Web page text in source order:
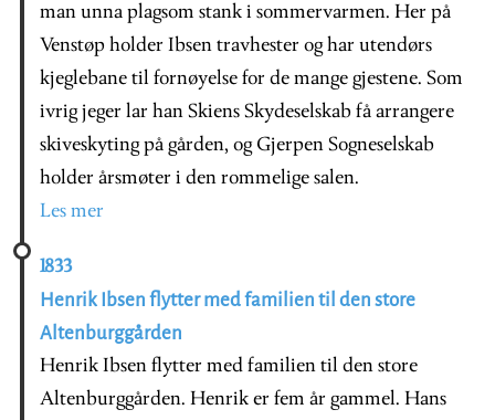
man unna plagsom stank i sommervarmen. Her på
Venstøp holder Ibsen travhester og har utendørs
kjeglebane til fornøyelse for de mange gjestene. Som
ivrig jeger lar han Skiens Skydeselskab få arrangere
skiveskyting på gården, og Gjerpen Sogneselskab
holder årsmøter i den rommelige salen.
Les mer
1833
Henrik Ibsen flytter med familien til den store
Altenburggården
Henrik Ibsen flytter med familien til den store
Altenburggården. Henrik er fem år gammel. Hans